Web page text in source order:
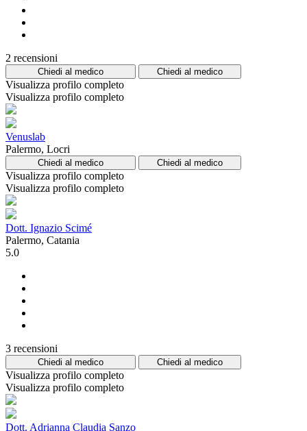
2 recensioni
Chiedi al medico Chiedi al medico
Visualizza profilo completo
Visualizza profilo completo
Venuslab
Palermo, Locri
Chiedi al medico Chiedi al medico
Visualizza profilo completo
Visualizza profilo completo
Dott. Ignazio Scimé
Palermo, Catania
5.0
3 recensioni
Chiedi al medico Chiedi al medico
Visualizza profilo completo
Visualizza profilo completo
Dott. Adrianna Claudia Sanzo